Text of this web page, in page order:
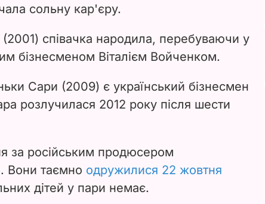
сольну кар'єру.
співачка народила, перебуваючи у
бізнесменом Віталієм Войченком.
Сари (2009) є український бізнесмен
розлучилася 2012 року після шести
за російським продюсером
Вони таємно одружилися 22 жовтня
дітей у пари немає.